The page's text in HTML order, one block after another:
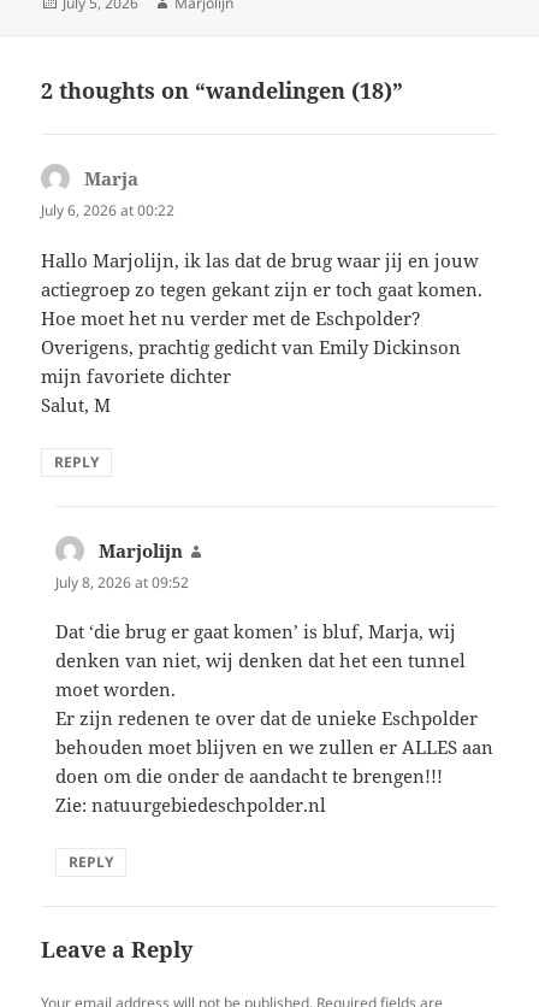
2 thoughts on “wandelingen (18)”
Marja
July 6, 2026 at 00:22
Hallo Marjolijn, ik las dat de brug waar jij en jouw
actiegroep zo tegen gekant zijn er toch gaat komen.
Hoe moet het nu verder met de Eschpolder?
Overigens, prachtig gedicht van Emily Dickinson
mijn favoriete dichter
Salut, M
REPLY
Marjolijn
July 8, 2026 at 09:52
Dat ‘die brug er gaat komen’ is bluf, Marja, wij
denken van niet, wij denken dat het een tunnel
moet worden.
Er zijn redenen te over dat de unieke Eschpolder
behouden moet blijven en we zullen er ALLES aan
doen om die onder de aandacht te brengen!!!
Zie: natuurgebiedeschpolder.nl
REPLY
Leave a Reply
Your email address will not be published. Required fields are